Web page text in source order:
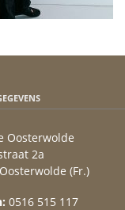
Oosterwolde
2a
(Fr.)
0516 515 117